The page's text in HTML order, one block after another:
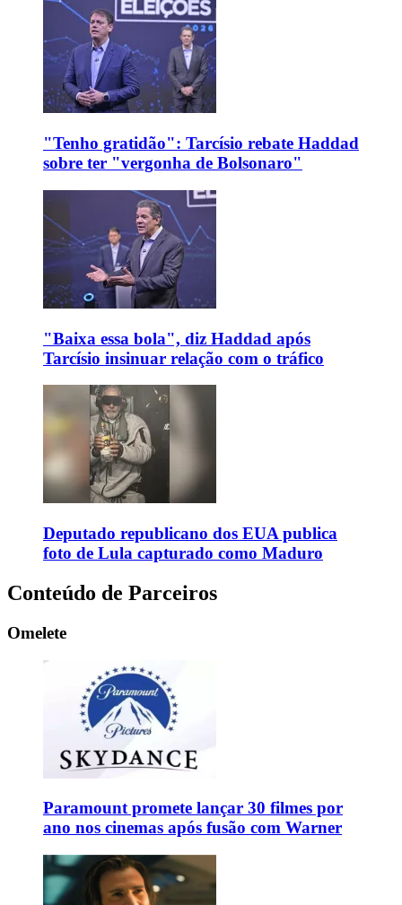
"Tenho gratidão": Tarcísio rebate Haddad
sobre ter "vergonha de Bolsonaro"
"Baixa essa bola", diz Haddad após
Tarcísio insinuar relação com o tráfico
Deputado republicano dos EUA publica
foto de Lula capturado como Maduro
Conteúdo de Parceiros
Omelete
Paramount promete lançar 30 filmes por
ano nos cinemas após fusão com Warner